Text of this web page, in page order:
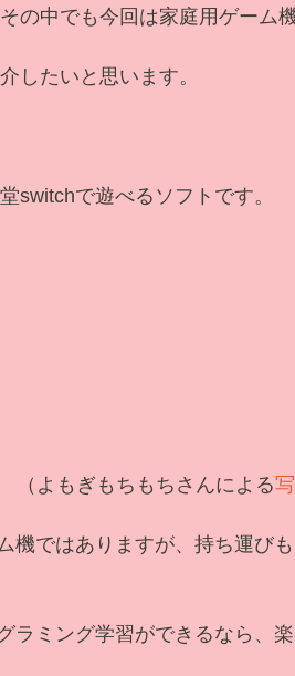
の中でも今回は家庭用ゲーム
したいと思います。
switchで遊べるソフトです。
（よもぎもちもちさんによる
機ではありますが、持ち運び
ラミング学習ができるなら、